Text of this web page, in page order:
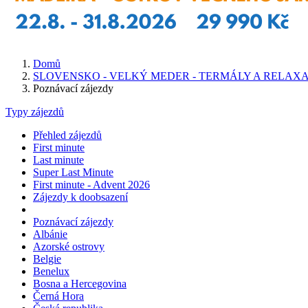
Domů
SLOVENSKO - VELKÝ MEDER - TERMÁLY A
Poznávací zájezdy
Typy zájezdů
Přehled zájezdů
First minute
Last minute
Super Last Minute
First minute - Advent 2026
Zájezdy k doobsazení
Poznávací zájezdy
Albánie
Azorské ostrovy
Belgie
Benelux
Bosna a Hercegovina
Černá Hora